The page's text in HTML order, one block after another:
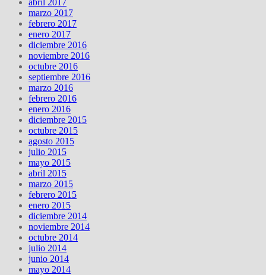
marzo 2017
febrero 2017
enero 2017
diciembre 2016
noviembre 2016
octubre 2016
septiembre 2016
marzo 2016
febrero 2016
enero 2016
diciembre 2015
octubre 2015
agosto 2015
julio 2015
mayo 2015
abril 2015
marzo 2015
febrero 2015
enero 2015
diciembre 2014
noviembre 2014
octubre 2014
julio 2014
junio 2014
mayo 2014